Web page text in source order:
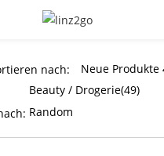
nach: